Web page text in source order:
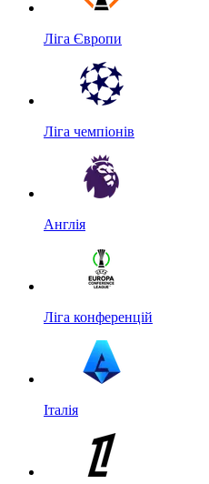
Ліга Європи
Ліга чемпіонів
Англія
Ліга конференцій
Італія